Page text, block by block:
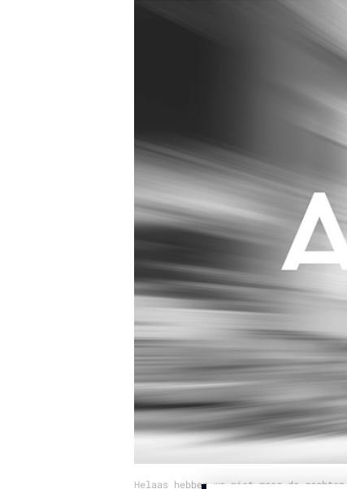
Influencer
Interne
Helaas hebben we niet meer de